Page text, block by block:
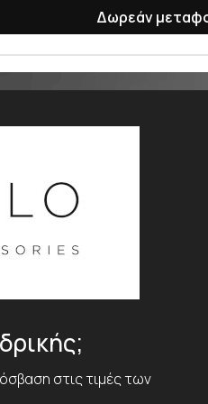
στις τιμές των
Δωρεάν